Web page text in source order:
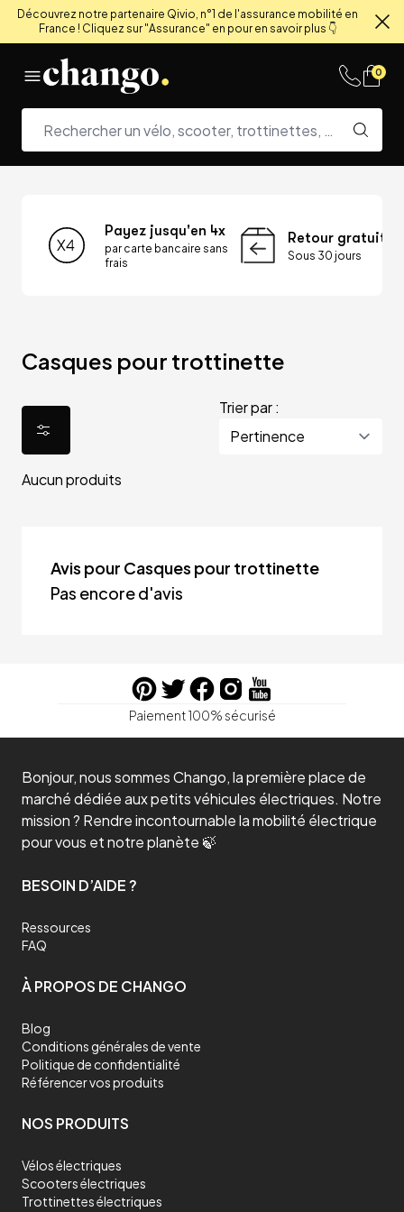
Découvrez notre partenaire Qivio, n°1 de l'assurance mobilité en
France ! Cliquez sur "Assurance" en pour en savoir plus 👇
0
Payez jusqu'en 4x
par carte bancaire sans
frais
Retour gratuit
Sous 30 jours
Casques pour trottinette
Trier par :
Aucun produits
Avis pour Casques pour trottinette
Pas encore d'avis
Paiement 100% sécurisé
Bonjour, nous sommes Chango, la première place de
marché dédiée aux petits véhicules électriques. Notre
mission ? Rendre incontournable la mobilité électrique
pour vous et notre planète 🍃
BESOIN D’AIDE ?
Ressources
FAQ
À PROPOS DE CHANGO
Blog
Conditions générales de vente
Politique de confidentialité
Référencer vos produits
NOS PRODUITS
Vélos électriques
Scooters électriques
Trottinettes électriques